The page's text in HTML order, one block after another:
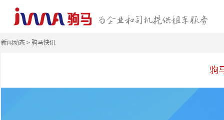
新闻动态 > 驹马快讯
驹